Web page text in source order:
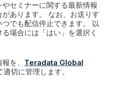
セミナーに関する最新情報
あります。 なお、お送りす
でも配信停止できます。 以
場合には「はい」を選択く
を、 Teradata Global
適切に管理します。